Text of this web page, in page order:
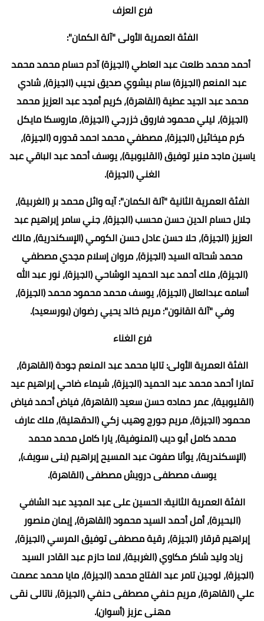
فرع العزف
الفئة العمرية الأولى "آلة الكمان":
أحمد محمد طلعت عبد العاطي (الجيزة) آدم حسام محمد محمد
عبد المنعم (الجيزة) سام بيشوي صديق نجيب (الجيزة)، شادي
محمد عبد الجيد عطية (القاهرة)، كريم أمجد عبد العزيز محمد
(الجيزة)، ليلي محمود فاروق خزرجي (الجيزة)، ماروسكا مايكل
كرم ميخائيل (الجيزة)، مصطفي محمد احمد قدوره (الجيزة)،
ياسين ماجد منير توفيق (القليوبية)، يوسف أحمد عبد الباقي عبد
الغني (الجيزة).
الفئة العمرية الثانية "آلة الكمان": آيه وائل محمد بر (الغربية)،
جلال حسام الدين حسن محسب (الجيزة)، جني سامر إبراهيم عبد
العزيز (الجيزة)، حلا حسن عادل حسن الكومي (الإسكندرية)، مالك
محمد شحاته السيد (الجيزة)، مروان إسلام مجدي مصطفي
(الجيزة)، ملك أحمد عبد الحميد الوشاحي (الجيزة)، نور عبد الله
أسامه عبدالعال (الجيزة)، يوسف محمد محمود محمد (الجيزة)،
وفي "آلة القانون": مريم خالد يحيي رضوان (بورسعيد).
فرع الغناء
الفئة العمرية الأولى: تاليا محمد عبد المنعم جودة (القاهرة)،
تمارا أحمد محمد عبد الحميد (الجيزة)، شيماء ضاحي إبراهيم عيد
(القليوبية)، عمر حماده حسن سعيد (القاهرة)، فياض أحمد فياض
محمود (الجيزة)، مريم جورج وهيب زكي (الدقهلية)، ملك عارف
محمد كامل أبو ديب (المنوفية)، يارا كامل محمد محمد
(الإسكندرية)، يوأنا صفوت عبد المسيح إبراهيم (بنى سويف)،
يوسف مصطفى درويش مصطفى (القاهرة).
الفئة العمرية الثانية: الحسين على عبد المجيد عبد الشافي
(البحيرة)، أمل أحمد السيد محمود (القاهرة)، إيمان منصور
إبراهيم قرقار (الجيزة)، رقية مصطفى توفيق المرسي (الجيزة)،
زياد وليد شاكر مكاوي (الغربية)، لاما حازم عبد القادر السيد
(الجيزة)، لوجين تامر عبد الفتاح محمد (الجيزة)، مايا محمد عصمت
علي (القاهرة)، مريم حنفي مصطفى حنفي (الجيزة)، ناتالى نقى
مهنى عزيز (أسوان).